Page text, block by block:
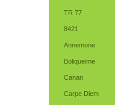
TR 77
8421
Annemone
Boliqueime
Canan
Carpe Diem